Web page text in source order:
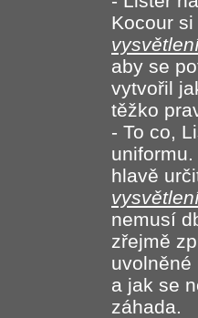
Kocour
aby se
vytvořil
těžko
- To co,
hlavě
nemusí
zřejmě
uvolněné
a jak se
záhada.